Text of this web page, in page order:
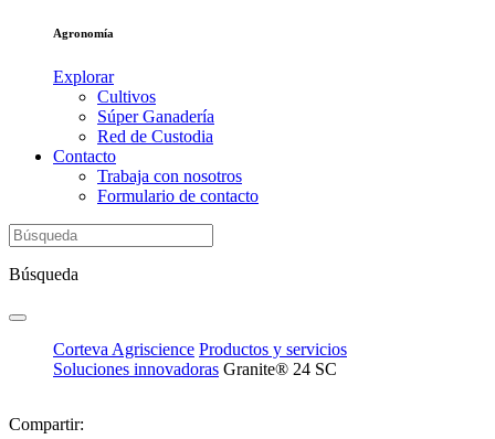
Agronomía
Explorar
Cultivos
Súper Ganadería
Red de Custodia
Contacto
Trabaja con nosotros
Formulario de contacto
Búsqueda
Corteva Agriscience Productos y servicios
Soluciones innovadoras Granite® 24 SC
Compartir: